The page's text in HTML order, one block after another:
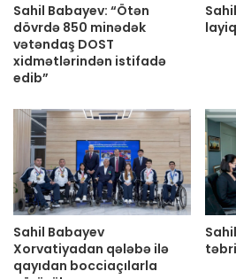
Sahil Babayev: “Ötən
dövrdə 850 minədək
vətəndaş DOST
xidmətlərindən istifadə
edib”
Sahil Babayev
Xorvatiyadan qələbə ilə
qayıdan bocciaçılarla